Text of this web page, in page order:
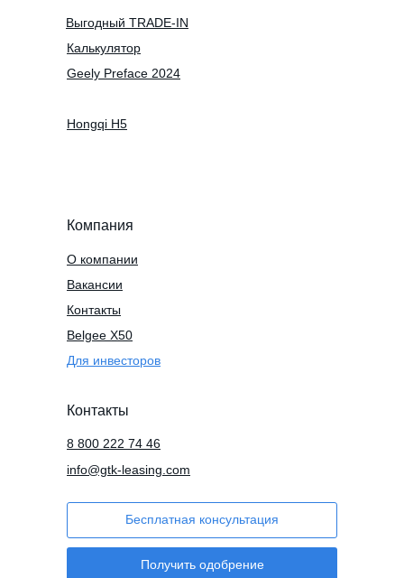
Компания
О компании
Вакансии
Контакты
Для инвесторов
Контакты
info@gtk-leasing.com
Бесплатная консультация
Получить одобрение
Belgee X50
Калькулятор
Hongqi H5
8 800 222 74 46
Выгодный TRADE-IN
Geely Preface 2024